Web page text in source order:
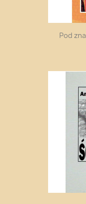
Pod